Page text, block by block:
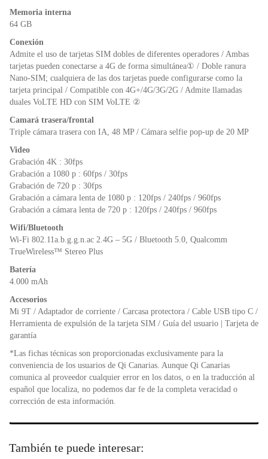
Memoria interna
64 GB
Conexión
Admite el uso de tarjetas SIM dobles de diferentes operadores / Ambas
tarjetas pueden conectarse a 4G de forma simultánea① / Doble ranura
Nano-SIM; cualquiera de las dos tarjetas puede configurarse como la
tarjeta principal / Compatible con 4G+/4G/3G/2G / Admite llamadas
duales VoLTE HD con SIM VoLTE ②
Camará trasera/frontal
Triple cámara trasera con IA, 48 MP / Cámara selfie pop-up de 20 MP
Video
Grabación 4K : 30fps
Grabación a 1080 p : 60fps / 30fps
Grabación de 720 p : 30fps
Grabación a cámara lenta de 1080 p : 120fps / 240fps / 960fps
Grabación a cámara lenta de 720 p : 120fps / 240fps / 960fps
Wifi/Bluetooth
Wi-Fi 802.11a.b.g.g.n.ac 2.4G – 5G / Bluetooth 5.0, Qualcomm
TrueWireless™ Stereo Plus
Batería
4.000 mAh
Accesorios
Mi 9T / Adaptador de corriente / Carcasa protectora / Cable USB tipo C /
Herramienta de expulsión de la tarjeta SIM / Guía del usuario | Tarjeta de
garantía
*Las fichas técnicas son proporcionadas exclusivamente para la
conveniencia de los usuarios de Qi Canarias. Aunque Qi Canarias
comunica al proveedor cualquier error en los datos, o en la traducción al
español que localiza, no podemos dar fe de la completa veracidad o
corrección de esta información.
También te puede interesar: